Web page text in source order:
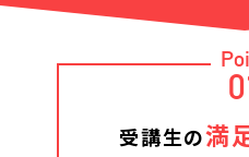
受講生の満